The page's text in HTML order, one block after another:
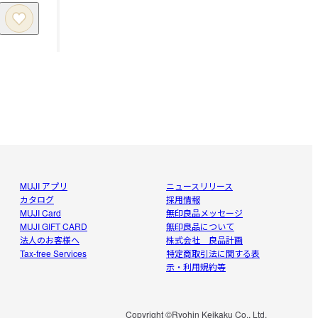
MUJI アプリ
カタログ
MUJI Card
MUJI GIFT CARD
法人のお客様へ
Tax-free Services
ニュースリリース
採用情報
無印良品メッセージ
無印良品について
株式会社 良品計画
特定商取引法に関する表
示・利用規約等
Copyright ©Ryohin Keikaku Co., Ltd.